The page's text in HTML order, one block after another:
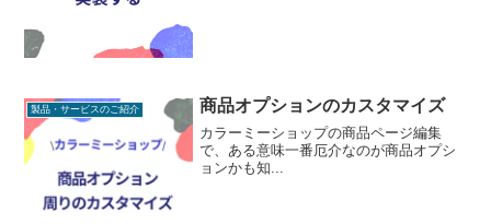
製品・サービスのご紹介 商品オプションのカスタマイズ
カラーミーショップの商品ページ編集
で、ある意味一番厄介なのが商品オプシ
ョンかも知...